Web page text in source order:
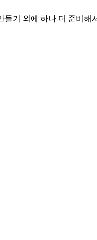
기 외에 하나 더 준비해